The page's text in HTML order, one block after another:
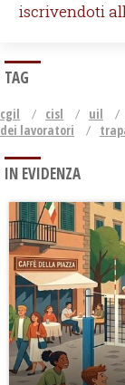
iscrivendoti
TAG
cgil cisl uil
dei lavoratori
IN EVIDENZA